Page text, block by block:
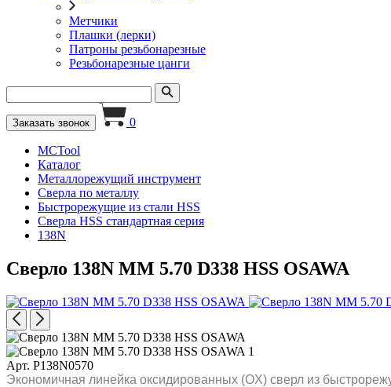
Метчики
Плашки (лерки)
Патроны резьбонарезные
Резьбонарезные цанги
Заказать звонок 0
MCTool
Каталог
Металлорежущий инструмент
Сверла по металлу
Быстрорежущие из стали HSS
Сверла HSS стандартная серия
138N
Сверло 138N MM 5.70 D338 HSS OSAWA
Арт. P138N0570
Экономичная линейка оксидированных (OX) сверл из